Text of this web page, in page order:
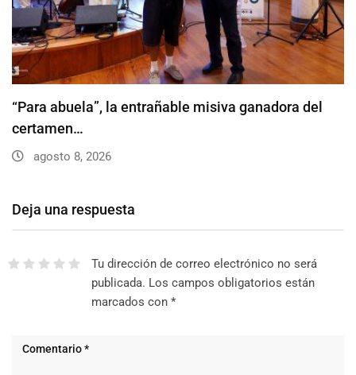
“Para abuela”, la entrañable misiva ganadora del
certamen…
agosto 8, 2026
Deja una respuesta
Tu dirección de correo electrónico no será
publicada. Los campos obligatorios están
marcados con *